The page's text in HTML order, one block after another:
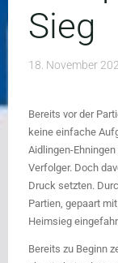
Sieg
18. November
Bereits vor der
keine einfache
Aidlingen-
Verfolger. Doch
Druck setzten.
Partien, gepaart
Heimsieg
Bereits zu Beginn